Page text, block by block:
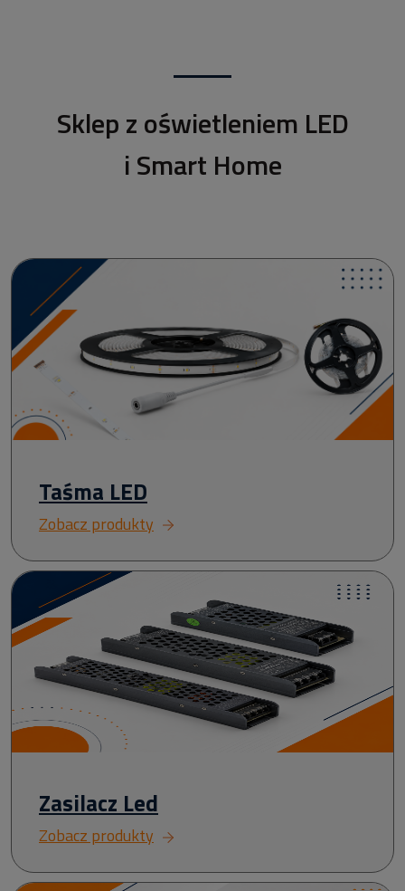
Sklep z oświetleniem LED
i Smart Home
Taśma LED
Zobacz produkty
Zasilacz Led
Zobacz produkty